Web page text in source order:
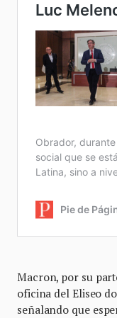
Macron, por su
oficina del Eliseo
señalando que